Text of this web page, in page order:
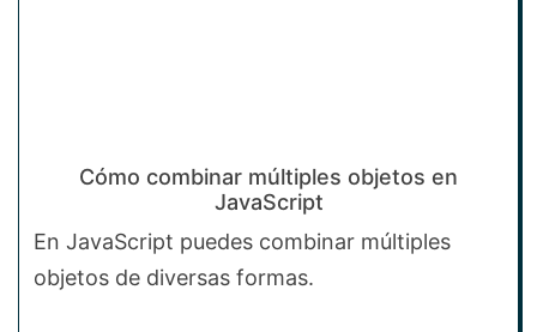
Cómo combinar múltiples objetos en
JavaScript
En JavaScript puedes combinar múltiples
objetos de diversas formas.